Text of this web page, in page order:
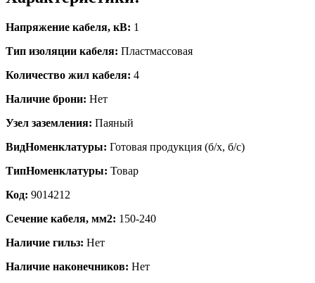
Напряжение кабеля, кВ: 1
Тип изоляции кабеля: Пластмассовая
Количество жил кабеля: 4
Наличие брони: Нет
Узел заземления: Паяный
ВидНоменклатуры: Готовая продукция (б/х, б/с)
ТипНоменклатуры: Товар
Код: 9014212
Сечение кабеля, мм2: 150-240
Наличие гильз: Нет
Наличие наконечников: Нет